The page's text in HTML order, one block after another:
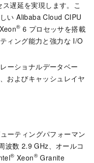
遅延を実現します。こ
い Alibaba Cloud CIPU
Xeon® 6 プロセッサを搭載
ィング能力と強力な I/O
ーショナルデータベー
およびキャッシュレイヤ
ーティングパフォーマン
波数 2.9 GHz、オールコ
® Xeon® Granite